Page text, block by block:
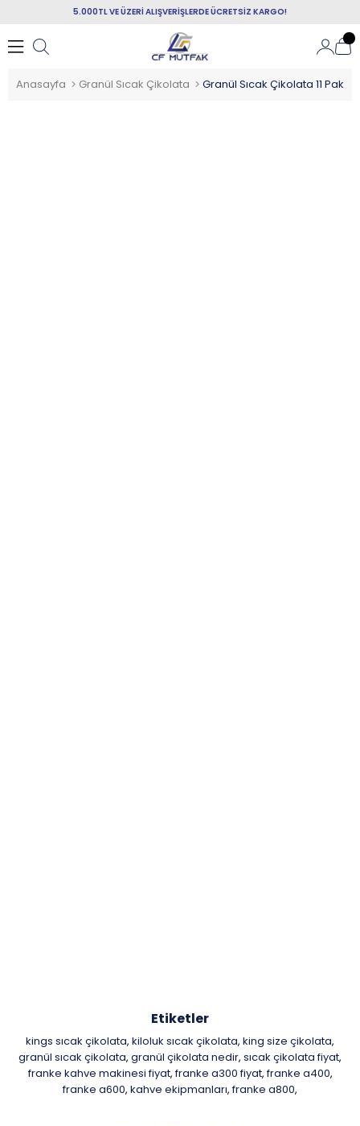
5.000TL VE ÜZERİ ALIŞVERİŞLERDE ÜCRETSİZ KARGO!
Anasayfa Granül Sıcak Çikolata Granül Sıcak Çikolata 11 Paket
Etiketler
kings sıcak çikolata, kiloluk sıcak çikolata, king size çikolata,
granül sıcak çikolata, granül çikolata nedir, sıcak çikolata fiyat,
franke kahve makinesi fiyat, franke a300 fiyat, franke a400,
franke a600, kahve ekipmanları, franke a800,